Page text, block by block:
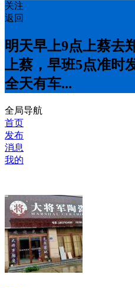
关注
返回
明天早上9点上蔡去
上蔡，早班5点准时
全天有车...
全局导航
首页
发布
消息
我的